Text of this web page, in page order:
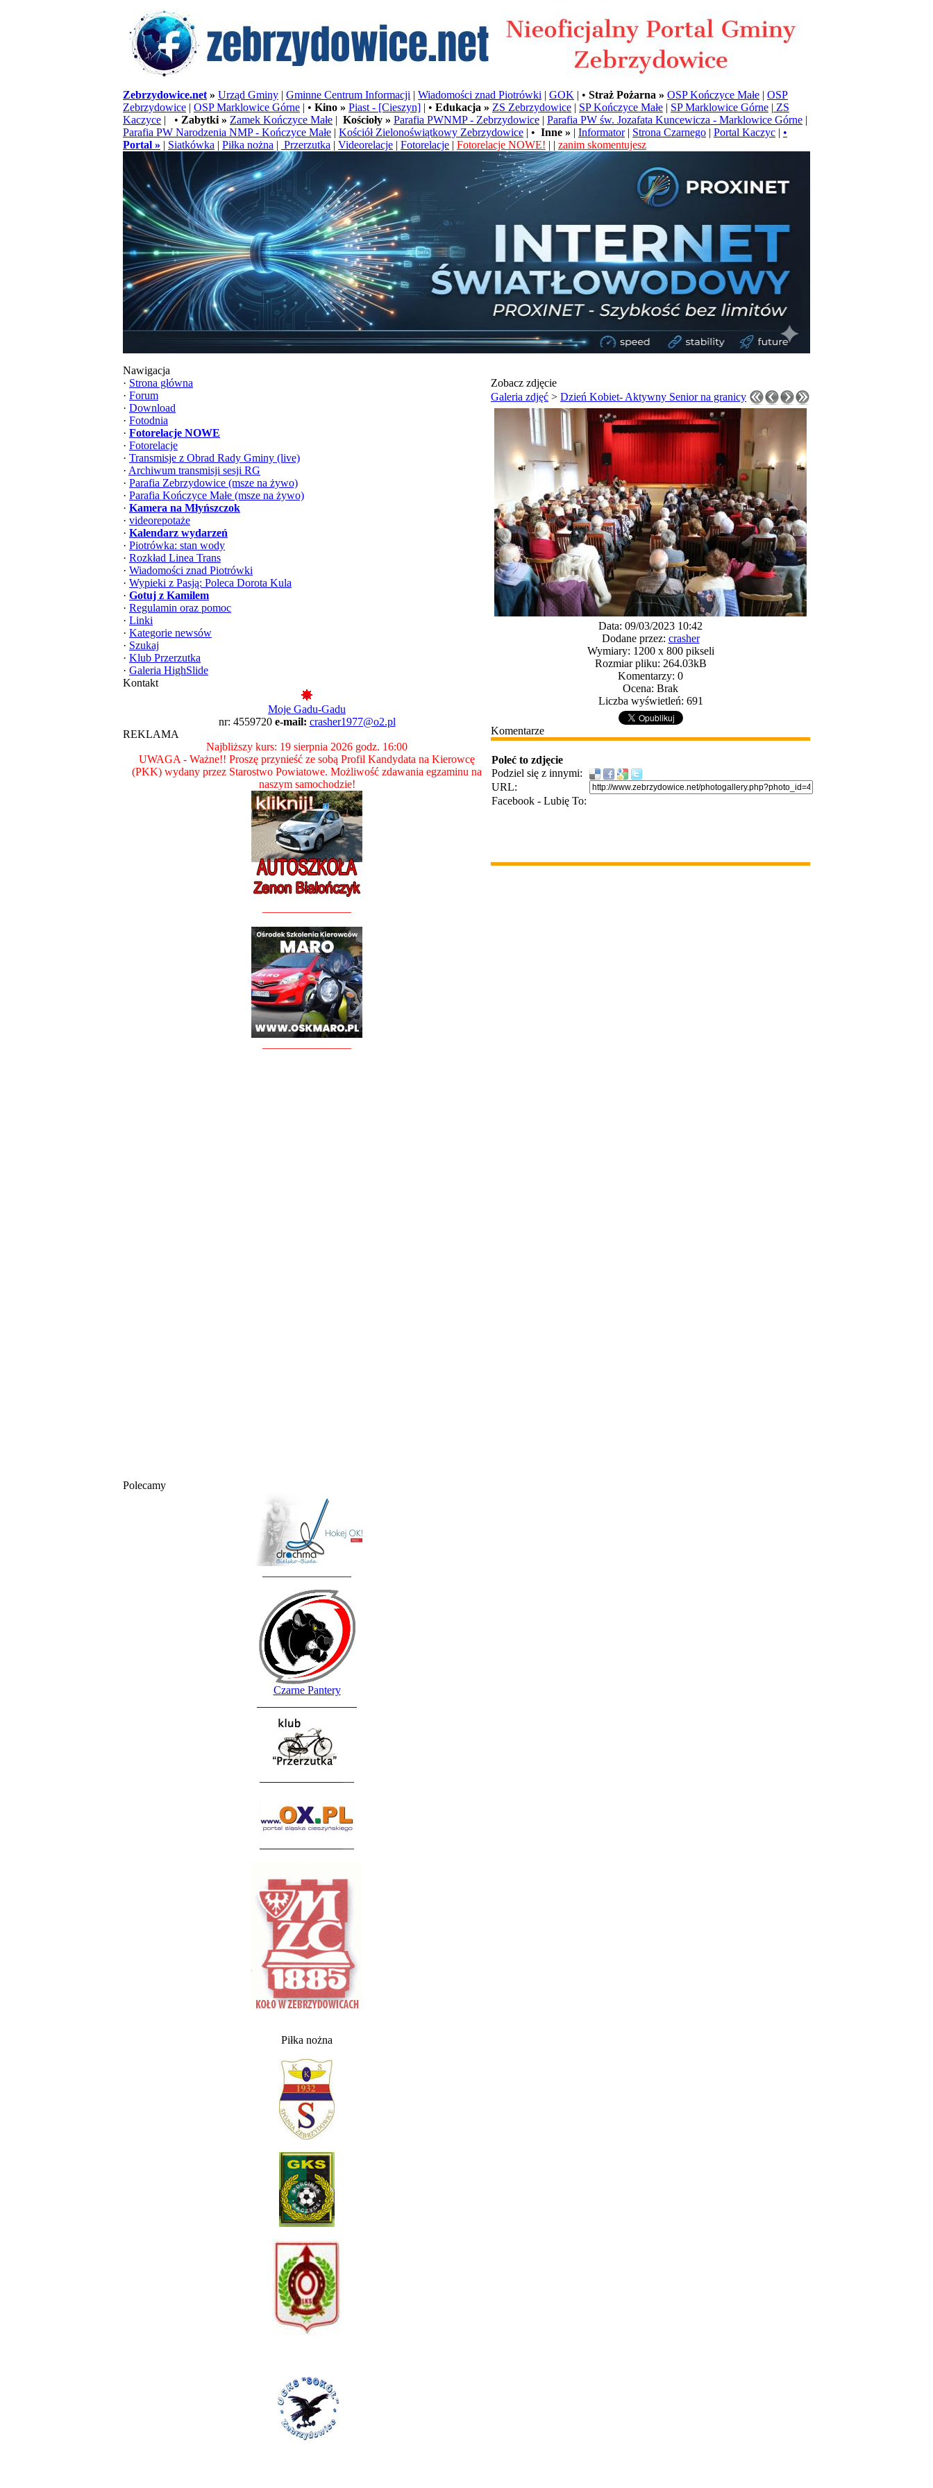
Zebrzydowice.net » Urząd Gminy | Gminne Centrum Informacji | Wiadomości znad Piotrówki | GOK | • Straż Pożarna » OSP Kończyce Małe | OSP
Zebrzydowice | OSP Marklowice Górne | • Kino » Piast - [Cieszyn] | • Edukacja » ZS Zebrzydowice | SP Kończyce Małe | SP Marklowice Górne | ZS
Kaczyce | • Zabytki » Zamek Kończyce Małe | Kościoły » Parafia PWNMP - Zebrzydowice | Parafia PW św. Jozafata Kuncewicza - Marklowice Górne |
Parafia PW Narodzenia NMP - Kończyce Małe | Kościół Zielonoświątkowy Zebrzydowice | • Inne » | Informator| Strona Czarnego | Portal Kaczyc | •
Portal » | Siatkówka | Piłka nożna | Przerzutka | Videorelacje | Fotorelacje | Fotorelacje NOWE! | | zanim skomentujesz
Nawigacja
· Strona główna
· Forum
· Download
· Fotodnia
· Fotorelacje NOWE
· Fotorelacje
· Transmisje z Obrad Rady Gminy (live)
· Archiwum transmisji sesji RG
· Parafia Zebrzydowice (msze na żywo)
· Parafia Kończyce Małe (msze na żywo)
· Kamera na Młyńszczok
· videorepotaże
· Kalendarz wydarzeń
· Piotrówka: stan wody
· Rozkład Linea Trans
· Wiadomości znad Piotrówki
· Wypieki z Pasją: Poleca Dorota Kula
· Gotuj z Kamilem
· Regulamin oraz pomoc
· Linki
· Kategorie newsów
· Szukaj
· Klub Przerzutka
· Galeria HighSlide
Kontakt
Moje Gadu-Gadu
nr: 4559720 e-mail: crasher1977@o2.pl
REKLAMA
Najbliższy kurs: 19 sierpnia 2026 godz. 16:00
UWAGA - Ważne!! Proszę przynieść ze sobą Profil Kandydata na Kierowcę
(PKK) wydany przez Starostwo Powiatowe. Możliwość zdawania egzaminu na
naszym samochodzie!
Polecamy
Czarne Pantery
Piłka nożna
Zobacz zdjęcie
Galeria zdjęć > Dzień Kobiet- Aktywny Senior na granicy
Data: 09/03/2023 10:42
Dodane przez: crasher
Wymiary: 1200 x 800 pikseli
Rozmiar pliku: 264.03kB
Komentarzy: 0
Ocena: Brak
Liczba wyświetleń: 691
Komentarze
Poleć to zdjęcie
Podziel się z innymi:
URL:
Facebook - Lubię To: